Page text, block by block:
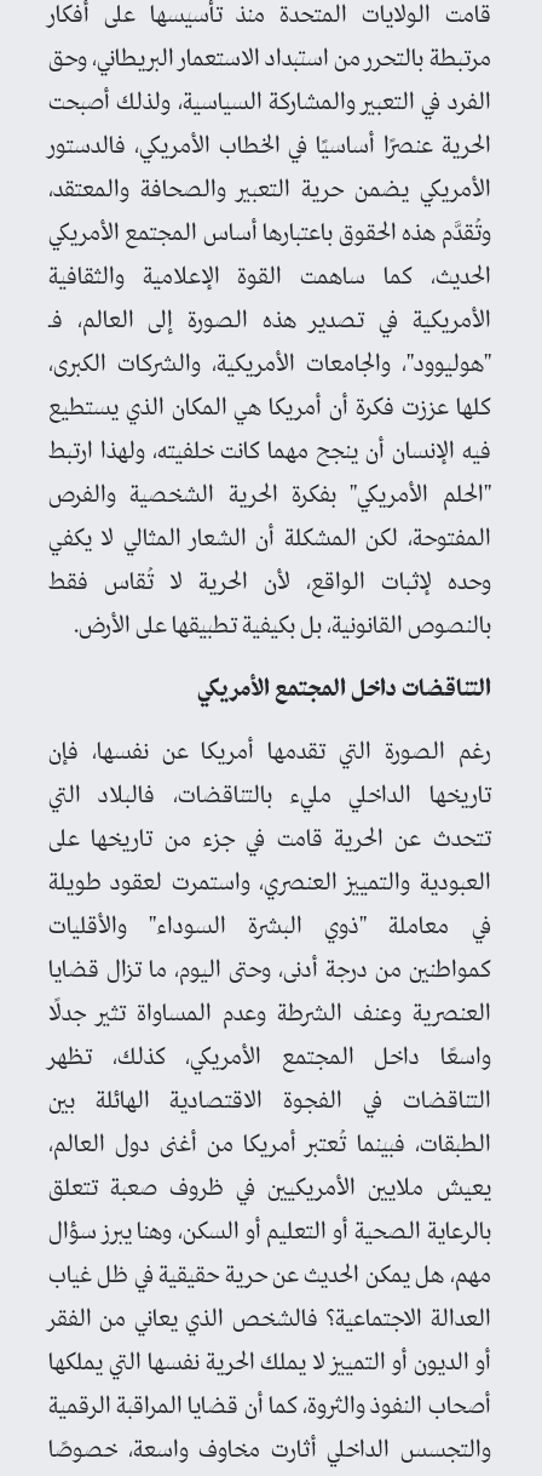
قامت الولايات المتحدة منذ تأسيسها على أفكار
مرتبطة بالتحرر من استبداد الاستعمار البريطاني، وحق
الفرد في التعبير والمشاركة السياسية، ولذلك أصبحت
الحرية عنصرًا أساسيًا في الخطاب الأمريكي، فالدستور
الأمريكي يضمن حرية التعبير والصحافة والمعتقد،
وتُقدَّم هذه الحقوق باعتبارها أساس المجتمع الأمريكي
الحديث، كما ساهمت القوة الإعلامية والثقافية
الأمريكية في تصدير هذه الصورة إلى العالم، فـ
"هوليوود"، والجامعات الأمريكية، والشركات الكبرى،
كلها عززت فكرة أن أمريكا هي المكان الذي يستطيع
فيه الإنسان أن ينجح مهما كانت خلفيته، ولهذا ارتبط
"الحلم الأمريكي" بفكرة الحرية الشخصية والفرص
المفتوحة، لكن المشكلة أن الشعار المثالي لا يكفي
وحده لإثبات الواقع، لأن الحرية لا تُقاس فقط
بالنصوص القانونية، بل بكيفية تطبيقها على الأرض.
التناقضات داخل المجتمع الأمريكي
رغم الصورة التي تقدمها أمريكا عن نفسها، فإن
تاريخها الداخلي مليء بالتناقضات، فالبلاد التي
تتحدث عن الحرية قامت في جزء من تاريخها على
العبودية والتمييز العنصري، واستمرت لعقود طويلة
في معاملة "ذوي البشرة السوداء" والأقليات
كمواطنين من درجة أدنى، وحتى اليوم، ما تزال قضايا
العنصرية وعنف الشرطة وعدم المساواة تثير جدلًا
واسعًا داخل المجتمع الأمريكي، كذلك، تظهر
التناقضات في الفجوة الاقتصادية الهائلة بين
الطبقات، فبينما تُعتبر أمريكا من أغنى دول العالم،
يعيش ملايين الأمريكيين في ظروف صعبة تتعلق
بالرعاية الصحية أو التعليم أو السكن، وهنا يبرز سؤال
مهم، هل يمكن الحديث عن حرية حقيقية في ظل غياب
العدالة الاجتماعية؟ فالشخص الذي يعاني من الفقر
أو الديون أو التمييز لا يملك الحرية نفسها التي يملكها
أصحاب النفوذ والثروة، كما أن قضايا المراقبة الرقمية
والتجسس الداخلي أثارت مخاوف واسعة، خصوصًا